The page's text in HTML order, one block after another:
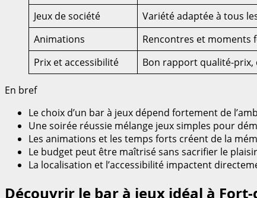
Jeux de société
Variété adaptée à tous
Animations
Rencontres et moments
Prix et accessibilité
Bon rapport qualité-
En bref
Le choix d’un bar à jeux dépend fortement de
Une soirée réussie mélange jeux simples pour
Les animations et les temps forts créent de la
Le budget peut être maîtrisé sans sacrifier le
La localisation et l’accessibilité impactent
Découvrir le bar à jeux idéal à